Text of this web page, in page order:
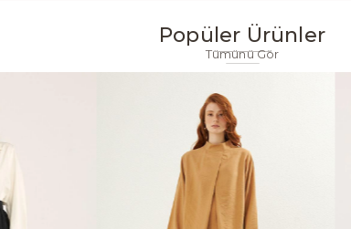
Popüler Ürünler
Tümünü Gör